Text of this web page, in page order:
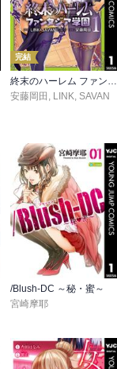
完結
終末のハーレム ファンタジア学園
安藤岡田 , LINK, SAVAN
/Blush-DC ～秘・蜜～
宮崎摩耶